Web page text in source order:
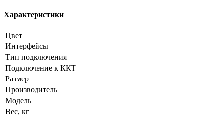
Характеристики
Цвет
Интерфейсы
Тип подключения
Подключение к ККТ
Размер
Производитель
Модель
Вес, кг